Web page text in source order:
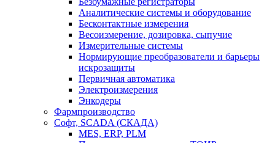
Аналитические системы и оборудование
Бесконтактные измерения
Весоизмерение, дозировка, сыпучие
Измерительные системы
Нормирующие преобразователи и барьеры
искрозащиты
Первичная автоматика
Электроизмерения
Энкодеры
Фармпроизводство
Софт, SCADA (СКАДА)
MES, ERP, PLM